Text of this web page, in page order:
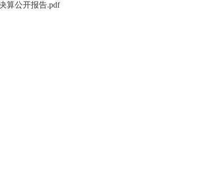
算公开报告.pdf